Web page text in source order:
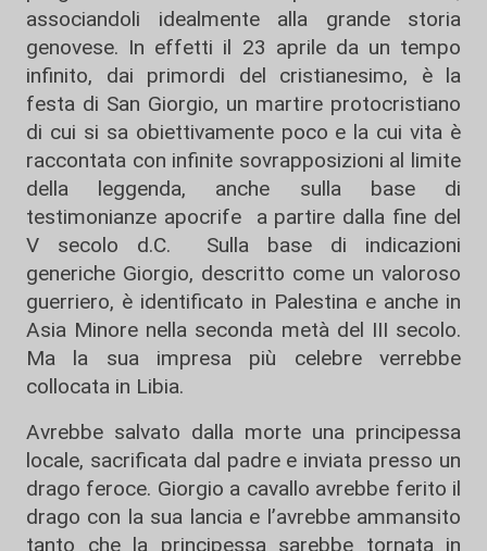
associandoli idealmente alla grande storia
genovese. In effetti il 23 aprile da un tempo
infinito, dai primordi del cristianesimo, è la
festa di San Giorgio, un martire protocristiano
di cui si sa obiettivamente poco e la cui vita è
raccontata con infinite sovrapposizioni al limite
della leggenda, anche sulla base di
testimonianze apocrife a partire dalla fine del
V secolo d.C. Sulla base di indicazioni
generiche Giorgio, descritto come un valoroso
guerriero, è identificato in Palestina e anche in
Asia Minore nella seconda metà del III secolo.
Ma la sua impresa più celebre verrebbe
collocata in Libia.
Avrebbe salvato dalla morte una principessa
locale, sacrificata dal padre e inviata presso un
drago feroce. Giorgio a cavallo avrebbe ferito il
drago con la sua lancia e l’avrebbe ammansito
tanto che la principessa sarebbe tornata in